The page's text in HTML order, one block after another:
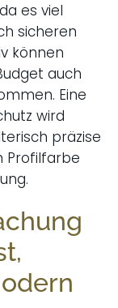
es viel
sicheren
können
auch
Eine
wird
präzise
Profilfarbe